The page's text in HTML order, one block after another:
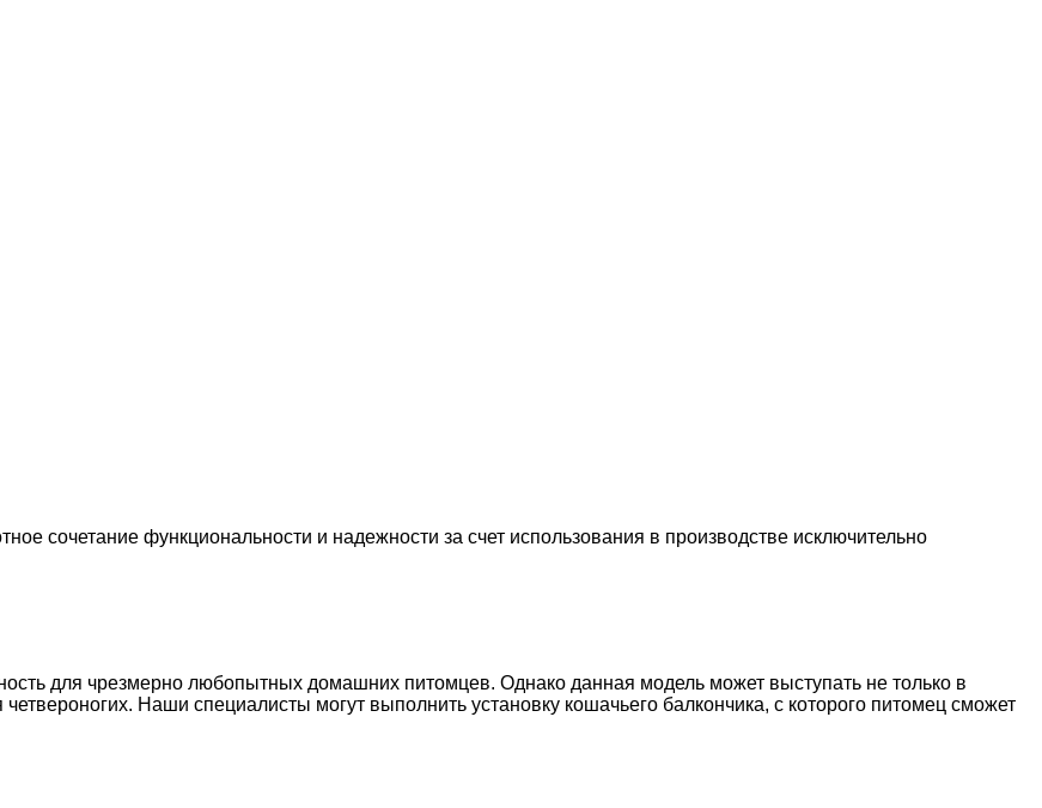
сочетание функциональности и надежности за счет использования в производстве исключительно
для чрезмерно любопытных домашних питомцев. Однако данная модель может выступать не только в
Наши специалисты могут выполнить установку кошачьего балкончика, с которого питомец сможет